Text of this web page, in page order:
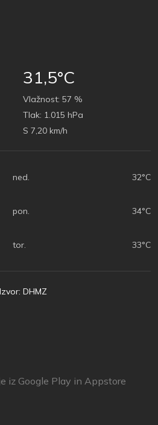
31,5°C
Vlažnost: 57 %
Tlak: 1.015 hPa
S 7,20 km/h
ned. 32°C
pon. 34°C
tor. 33°C
Izvor: DHMZ
iz Google Play in Appstore